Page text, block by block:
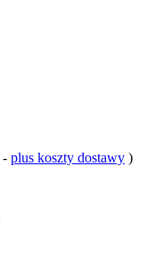
- plus koszty dostawy )